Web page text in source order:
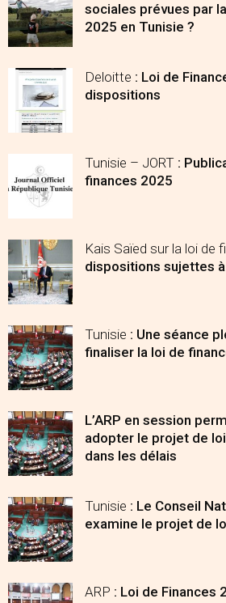
sociales prévues par
2025 en Tunisie ?
Deloitte : Loi de
dispositions
Tunisie – JORT :
finances 2025
Kais Saïed sur la loi de
dispositions sujettes
Tunisie : Une séance
finaliser la loi de
L’ARP en session
adopter le projet de
dans les délais
Tunisie : Le Conseil
examine le projet de
ARP : Loi de Finances